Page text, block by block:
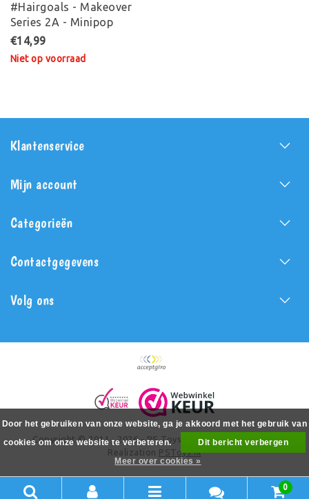
#Hairgoals - Makeover
Series 2A - Minipop
€14,99
Niet op voorraad
Klantenservice
Mijn account
Categorieën
Contactgegevens
Volg ons
Copyright © 2011 - 2026 - PS Toys - All rights reserved -
Realization PSToys.nl
0
Door het gebruiken van onze website, ga je akkoord met het gebruik van
cookies om onze website te verbeteren.
Dit bericht verbergen
Meer over cookies »